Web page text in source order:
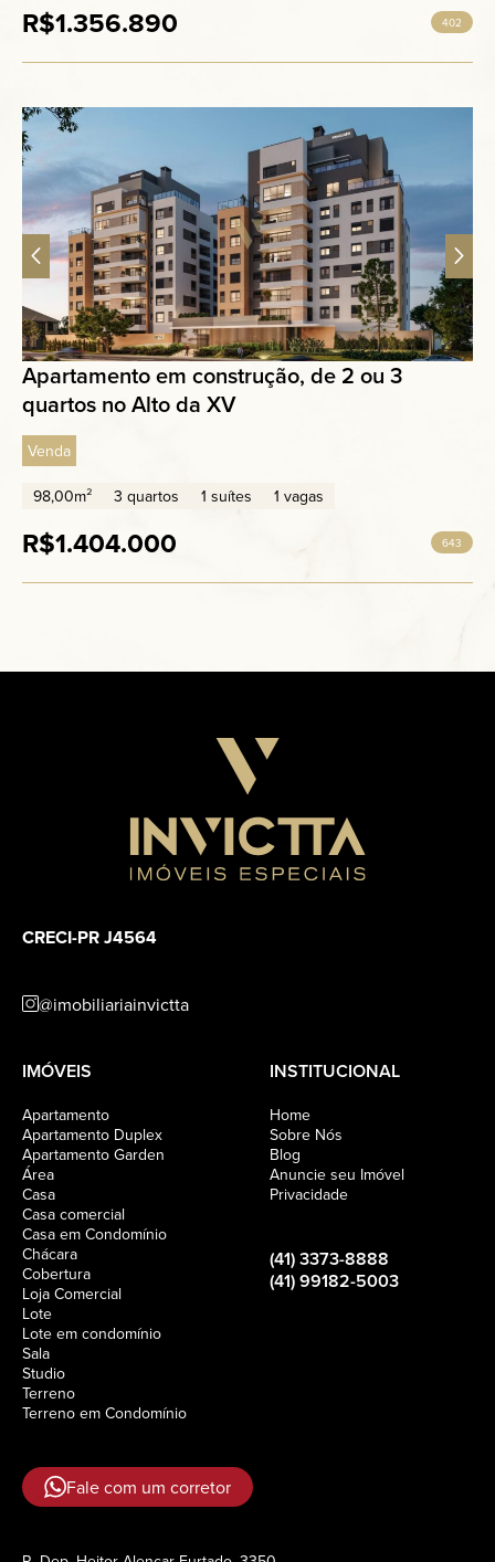
R$1.356.890 402
Apartamento em construção, de 2 ou 3
quartos no Alto da XV
Venda
98,00m² 3 quartos 1 suítes 1 vagas
R$1.404.000 643
CRECI-PR J4564
@imobiliariainvictta
IMÓVEIS
Apartamento
Apartamento Duplex
Apartamento Garden
Área
Casa
Casa comercial
Casa em Condomínio
Chácara
Cobertura
Loja Comercial
Lote
Lote em condomínio
Sala
Studio
Terreno
Terreno em Condomínio
INSTITUCIONAL
Home
Sobre Nós
Blog
Anuncie seu Imóvel
Privacidade
(41) 3373-8888
(41) 99182-5003
Fale com um corretor